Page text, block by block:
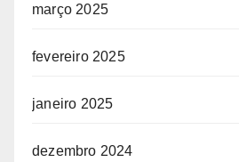
março 2025
fevereiro 2025
janeiro 2025
dezembro 2024